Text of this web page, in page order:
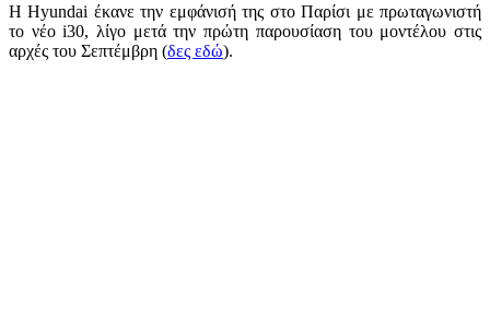
Η Hyundai έκανε την εμφάνισή της στο Παρίσι με πρωταγωνιστή
το νέο i30, λίγο μετά την πρώτη παρουσίαση του μοντέλου στις
αρχές του Σεπτέμβρη (δες εδώ).